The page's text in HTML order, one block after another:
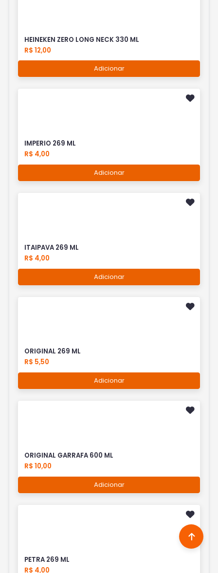
HEINEKEN ZERO LONG NECK 330 ML
R$ 12,00
Adicionar
IMPERIO 269 ML
R$ 4,00
Adicionar
ITAIPAVA 269 ML
R$ 4,00
Adicionar
ORIGINAL 269 ML
R$ 5,50
Adicionar
ORIGINAL GARRAFA 600 ML
R$ 10,00
Adicionar
PETRA 269 ML
R$ 4,00